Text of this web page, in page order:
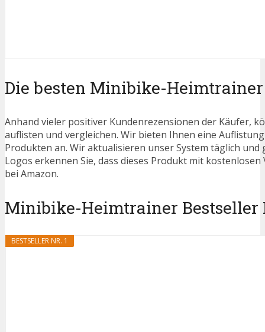
Die besten Minibike-
Anhand vieler positiver Kundenrezensionen der Käufer,
auflisten und vergleichen. Wir bieten Ihnen eine
Produkten an. Wir aktualisieren unser System täglich
Logos erkennen Sie, dass dieses Produkt mit
bei Amazon.
Minibike-Heimtrainer Bestseller
BESTSELLER NR. 1